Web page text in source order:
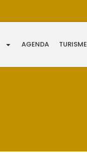
AGENDA TURISME